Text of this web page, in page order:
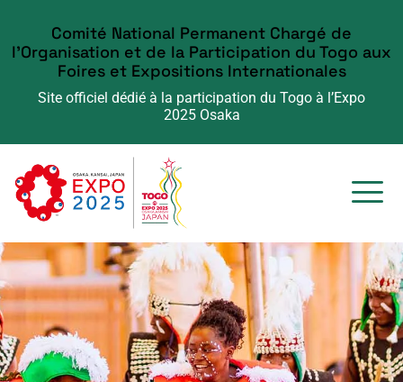
Comité National Permanent Chargé de
l'Organisation et de la Participation du Togo aux
Foires et Expositions Internationales
Site officiel dédié à la participation du Togo à l’Expo
2025 Osaka